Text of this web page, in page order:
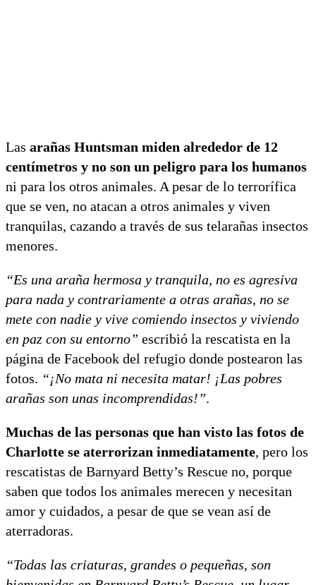
Las arañas Huntsman miden alrededor de 12
centímetros y no son un peligro para los humanos
ni para los otros animales. A pesar de lo terrorífica
que se ven, no atacan a otros animales y viven
tranquilas, cazando a través de sus telarañas insectos
menores.
“Es una araña hermosa y tranquila, no es agresiva
para nada y contrariamente a otras arañas, no se
mete con nadie y vive comiendo insectos y viviendo
en paz con su entorno” escribió la rescatista en la
página de Facebook del refugio donde postearon las
fotos. “¡No mata ni necesita matar! ¡Las pobres
arañas son unas incomprendidas!”.
Muchas de las personas que han visto las fotos de
Charlotte se aterrorizan inmediatamente, pero los
rescatistas de Barnyard Betty’s Rescue no, porque
saben que todos los animales merecen y necesitan
amor y cuidados, a pesar de que se vean así de
aterradoras.
“Todas las criaturas, grandes o pequeñas, son